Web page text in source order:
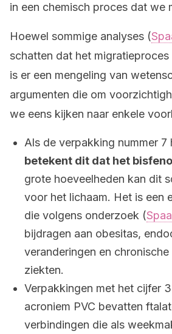
in een chemisch proces dat we
Hoewel sommige analyses (
schatten dat het
is er een mengeling van
argumenten die om
we eens kijken naar enkele
Als de verpakking nummer 7
betekent dit dat het
grote hoeveelheden kan dit
voor het lichaam. Het is een
die volgens onderzoek (
bijdragen aan obesitas,
veranderingen en
ziekten.
Verpakkingen met het cijfer
acroniem PVC bevatten
verbindingen die als